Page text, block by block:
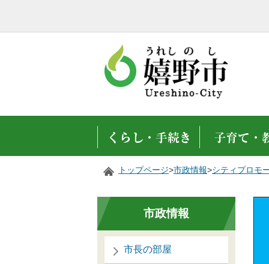
トップページ>市政情報>シティプロモ
市政情報
市長の部屋